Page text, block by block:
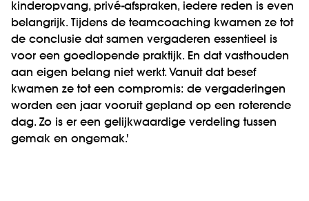
kinderopvang, privé-afspraken, iedere reden is even
belangrijk. Tijdens de teamcoaching kwamen ze tot
de conclusie dat samen vergaderen essentieel is
voor een goedlopende praktijk. En dat vasthouden
aan eigen belang niet werkt. Vanuit dat besef
kwamen ze tot een compromis: de vergaderingen
worden een jaar vooruit gepland op een roterende
dag. Zo is er een gelijkwaardige verdeling tussen
gemak en ongemak.'